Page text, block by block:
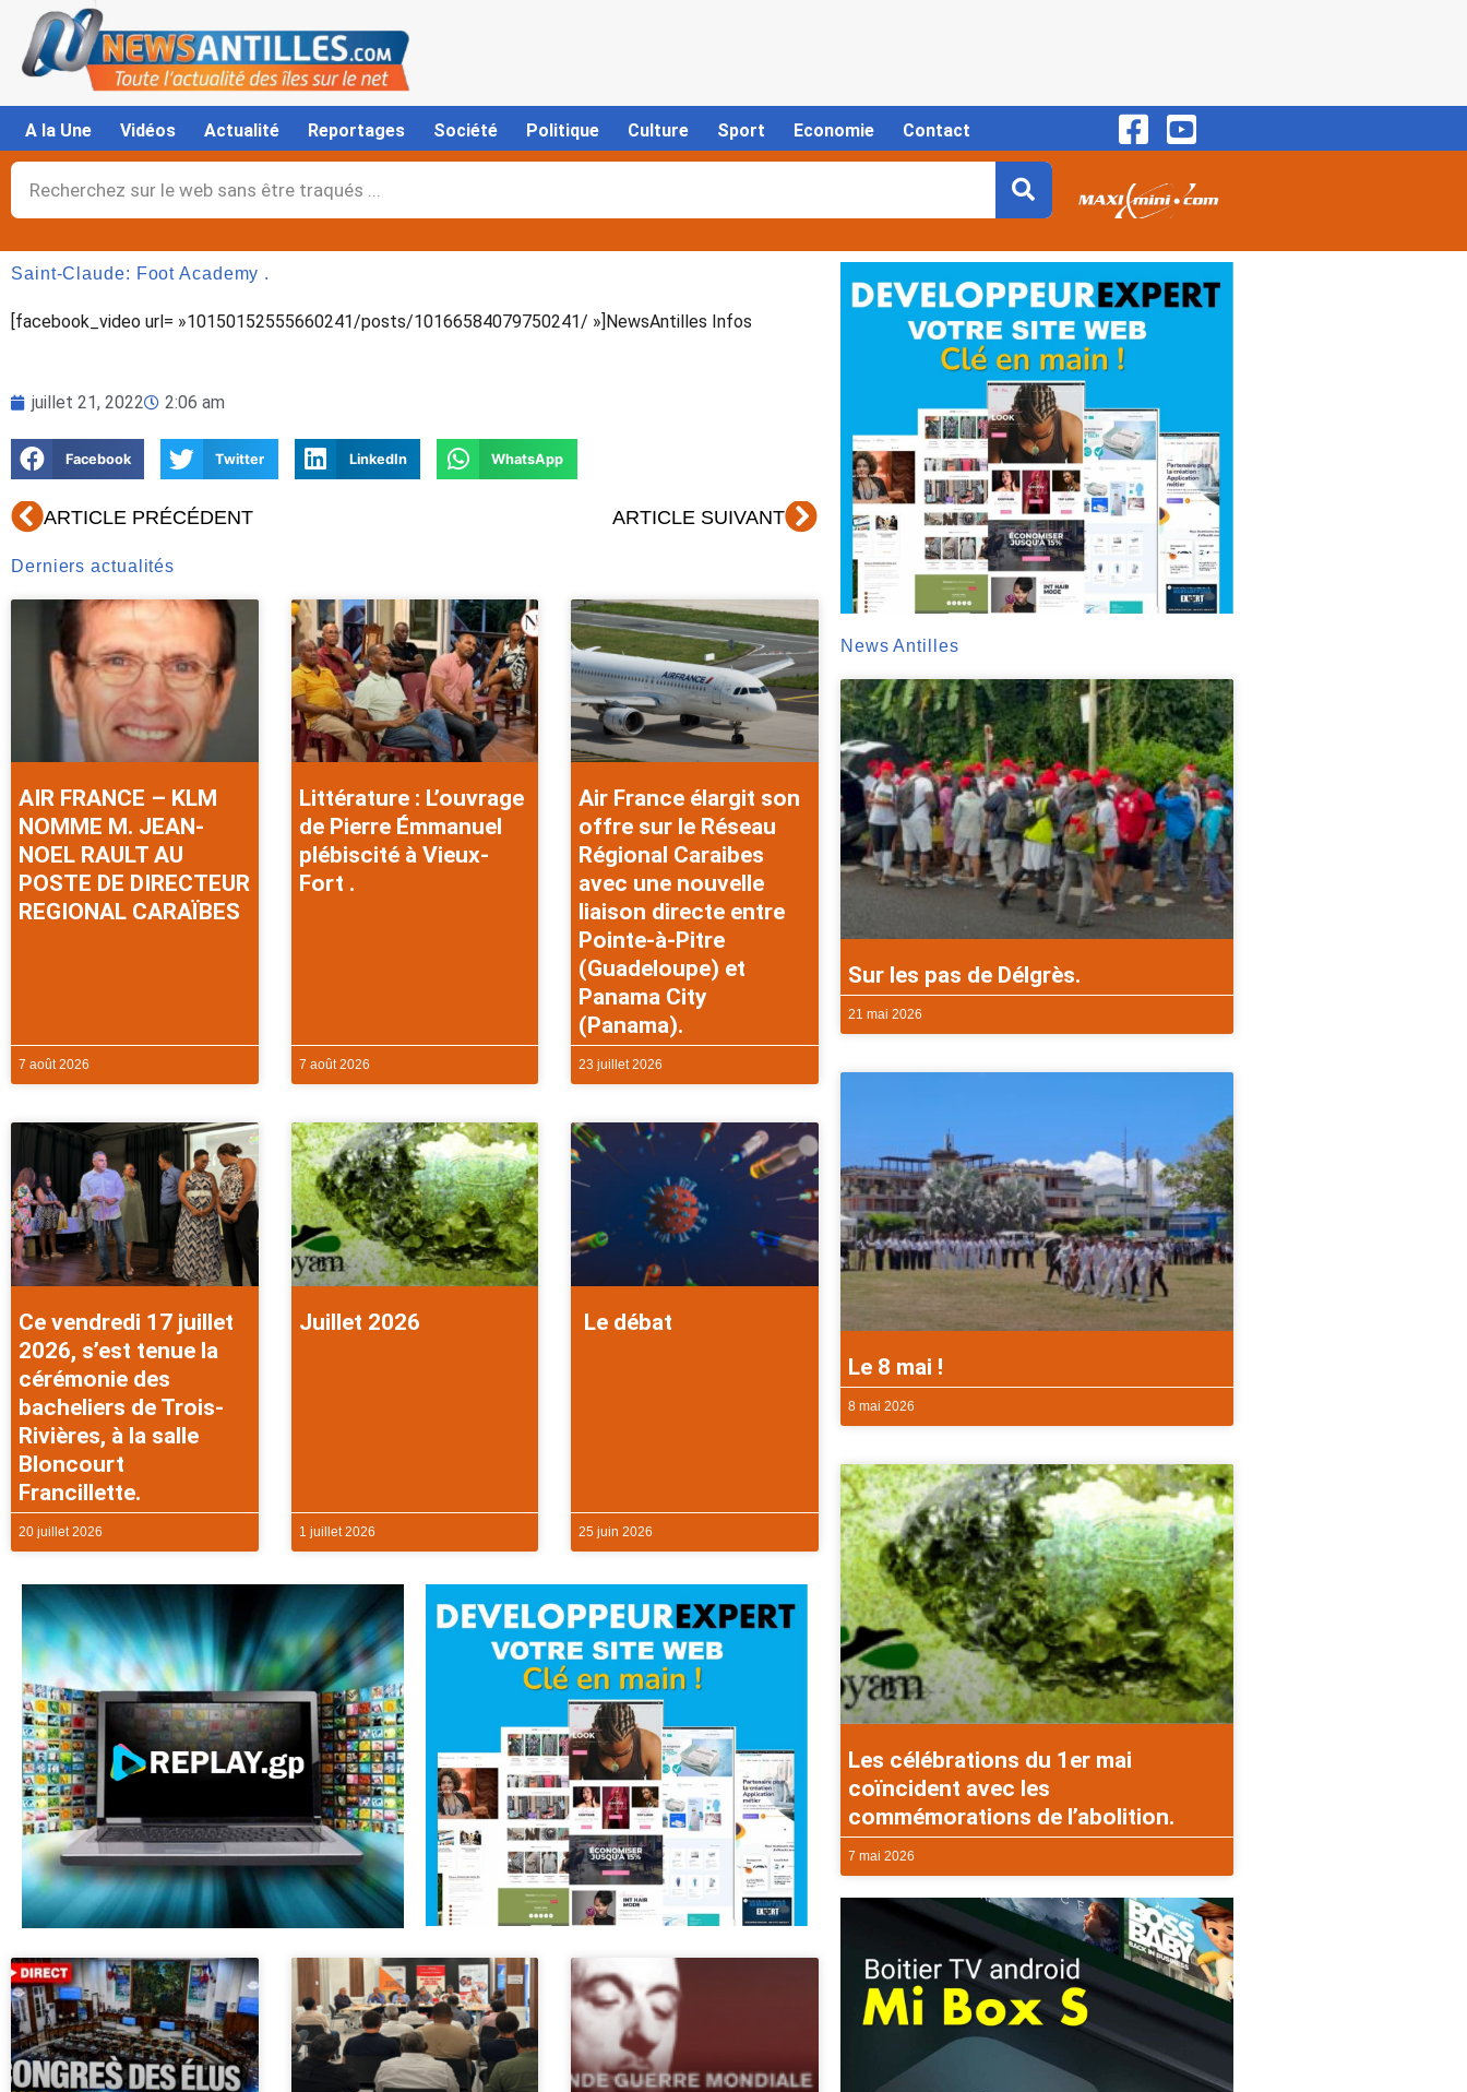
contenu
A la Une Vidéos Actualité Reportages Société Politique Culture Sport Economie Contact
Rechercher
Saint-Claude: Foot Academy .
[facebook_video url= »10150152555660241/posts/10166584079750241/ »]NewsAntilles Infos
juillet 21, 2022 2:06 am
Facebook Twitter LinkedIn WhatsApp
Précédent
ARTICLE PRÉCÉDENT ARTICLE SUIVANTSuivant
Derniers actualités
AIR FRANCE – KLM
NOMME M. JEAN-
NOEL RAULT AU
POSTE DE DIRECTEUR
REGIONAL CARAÏBES
7 août 2026
Littérature : L’ouvrage
de Pierre Émmanuel
plébiscité à Vieux-
Fort .
7 août 2026
Air France élargit son
offre sur le Réseau
Régional Caraibes
avec une nouvelle
liaison directe entre
Pointe-à-Pitre
(Guadeloupe) et
Panama City
(Panama).
23 juillet 2026
Ce vendredi 17 juillet
2026, s’est tenue la
cérémonie des
bacheliers de Trois-
Rivières, à la salle
Bloncourt
Francillette.
20 juillet 2026
Juillet 2026
1 juillet 2026
Le débat
25 juin 2026
News Antilles
Sur les pas de Délgrès.
21 mai 2026
Le 8 mai !
8 mai 2026
Les célébrations du 1er mai
coïncident avec les
commémorations de l’abolition.
7 mai 2026